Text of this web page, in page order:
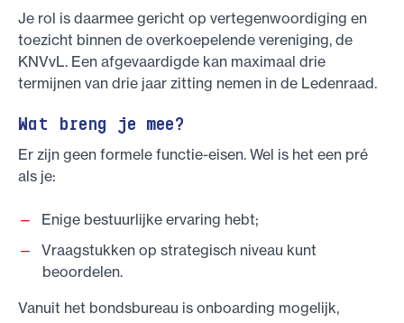
Je rol is daarmee gericht op vertegenwoordiging en
toezicht binnen de overkoepelende vereniging, de
KNVvL. Een afgevaardigde kan maximaal drie
termijnen van drie jaar zitting nemen in de Ledenraad.
Wat breng je mee?
Er zijn geen formele functie-eisen. Wel is het een pré
als je:
Enige bestuurlijke ervaring hebt;
Vraagstukken op strategisch niveau kunt
beoordelen.
Vanuit het bondsbureau is onboarding mogelijk,